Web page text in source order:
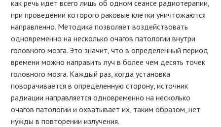
как речь идет всего лишь об одном сеансе радиотерапии,
при проведении которого раковые клетки уничтожаются
направленно. Методика позволяет воздействовать
одновременно на несколько очагов патологии внутри
головного мозга. Это значит, что в определенный период
времени можно направить луч в более чем десять точек
головного мозга. Каждый раз, когда установка
поворачивается в определенную сторону, источник
радиации направляется одновременно на несколько
очагов патологии и охватывает их, таким образом, нет
нужды в повторении излучения.